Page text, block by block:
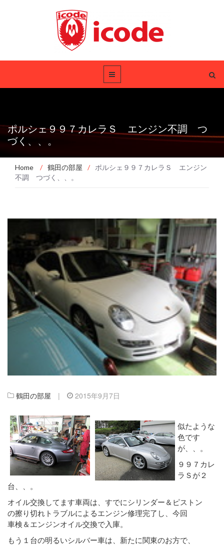
ポルシェ９９７カレラＳ エンジン不調 つ
づく、、。
Home / 鶴田の部屋 /
ポルシェ９９７カレラＳ エンジン
不調 つづく、、。
鶴田の部屋 | 2015年9月7日
似たような
色です
が、、。
９９７カレ
ラＳが２
台、、。
オイル交換してます車両は、すでにシリンダー＆ピストン
の擦り切れトラブルによるエンジン修理完了し、今回
車検＆エンジンオイル交換で入庫。
もう１台の明るいシルバー車は、新たに関東のお方で、